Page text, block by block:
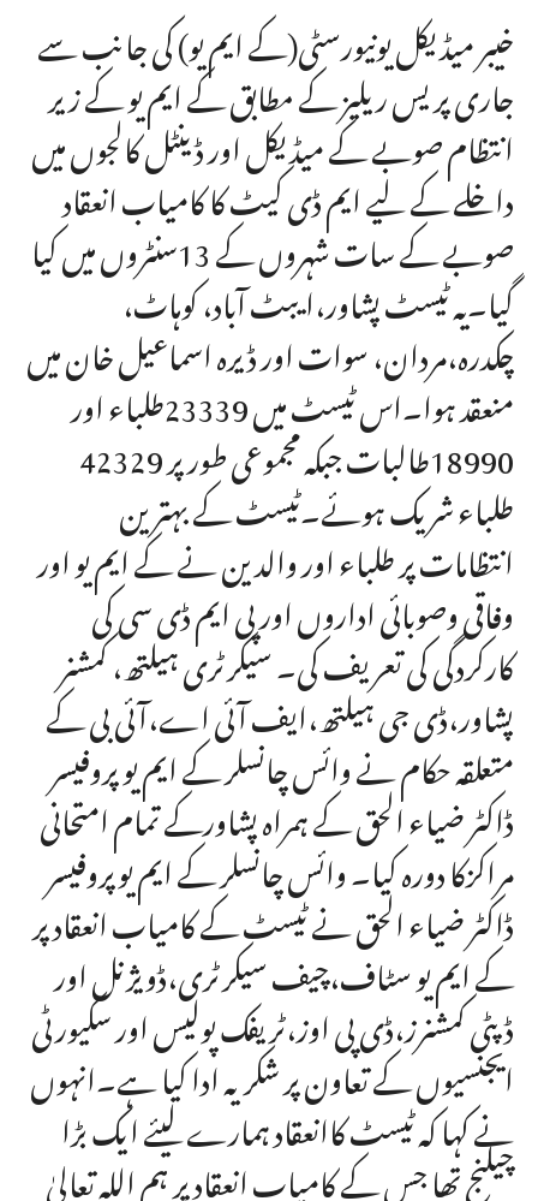
خیبر میڈیکل یونیورسٹی(کے ایم یو) کی جانب سے
جاری پریس ریلیز کے مطابق کے ایم یو کے زیر
انتظام صوبے کے میڈیکل اور ڈینٹل کالجوں میں
داخلے کے لیے ایم ڈی کیٹ کا کامیاب انعقاد
صوبے کے سات شہروں کے 13سنٹروں میں کیا
گیا۔یہ ٹیسٹ پشاور،ایبٹ آباد، کوہاٹ،
چکدرہ،مردان، سوات اور ڈیرہ اسماعیل خان میں
منعقد ہوا۔اس ٹیسٹ میں 23339طلباء اور
18990طالبات جبکہ مجموعی طور پر 42329
طلباء شریک ہوئے۔ٹیسٹ کے بہترین
انتظامات پر طلباء اور والدین نے کے ایم یو اور
وفاقی وصوبائی اداروں اور پی ایم ڈی سی کی
کارکردگی کی تعریف کی۔ سیکرٹری ہیلتھ، کمشنر
پشاور،ڈی جی ہیلتھ،ایف آئی اے،آئی بی کے
متعلقہ حکام نے وائس چانسلر کے ایم یو پروفیسر
ڈاکٹر ضیاء الحق کے ہمراہ پشاورکے تمام امتحانی
مراکزکا دورہ کیا۔ وائس چانسلر کے ایم یوپروفیسر
ڈاکٹر ضیاء الحق نے ٹیسٹ کے کامیاب انعقاد پر
کے ایم یو سٹاف،چیف سیکرٹری،ڈویژنل اور
ڈپٹی کمشنرز،ڈی پی اوز،ٹریفک پولیس اور سکیورٹی
ایجنسیوں کے تعاون پر شکریہ ادا کیا ہے۔انہوں
نے کہا کہ ٹیسٹ کاانعقاد ہمارے لیئے ایک بڑا
چیلنج تھا جس کے کامیاب انعقاد پر ہم اللہ تعالیٰ